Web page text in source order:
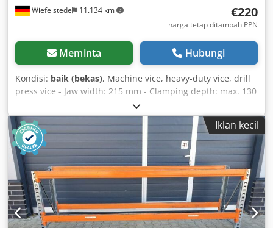
Wiefelstede 11.134 km €220
harga tetap ditambah PPN
Meminta Hubungi
Kondisi: baik (bekas), Machine vice, heavy-duty vice, drill
press vice - Jaw width: 215 mm - Clamping depth: max. 130
mm Cjdpfxsb A H U Ue Aiverf - Dimensions: 550/220/H125
mm - Weight: 50 kg
Iklan kecil